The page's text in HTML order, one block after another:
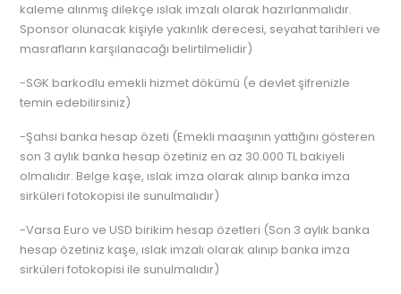
kaleme alınmış dilekçe ıslak imzalı olarak hazırlanmalıdır.
Sponsor olunacak kişiyle yakınlık derecesi, seyahat tarihleri ve
masrafların karşılanacağı belirtilmelidir)
-SGK barkodlu emekli hizmet dökümü (e devlet şifrenizle
temin edebilirsiniz)
-Şahsi banka hesap özeti (Emekli maaşının yattığını gösteren
son 3 aylık banka hesap özetiniz en az 30.000 TL bakiyeli
olmalıdır. Belge kaşe, ıslak imza olarak alınıp banka imza
sirküleri fotokopisi ile sunulmalıdır)
-Varsa Euro ve USD birikim hesap özetleri (Son 3 aylık banka
hesap özetiniz kaşe, ıslak imzalı olarak alınıp banka imza
sirküleri fotokopisi ile sunulmalıdır)